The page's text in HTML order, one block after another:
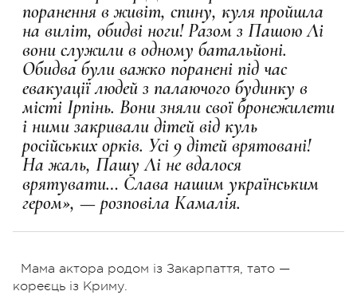
поранення в живіт, спину, куля пройшла
на виліт, обидві ноги! Разом з Пашою Лі
вони служили в одному батальйоні.
Обидва були важко поранені під час
евакуації людей з палаючого будинку в
місті Ірпінь. Вони зняли свої бронежилети
і ними закривали дітей від куль
російських орків. Усі 9 дітей врятовані!
На жаль, Пашу Лі не вдалося
врятувати… Слава нашим українським
гером», — розповіла Камалія.
Мама актора родом із Закарпаття, тато —
кореєць із Криму.